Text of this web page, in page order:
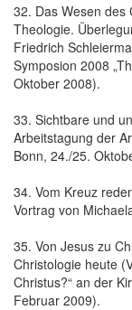
32. Das Wesen des
Theologie.
Friedrich
Symposion 2008
Oktober 2008).
33. Sichtbare und
Arbeitstagung der
Bonn, 24./25.
34. Vom Kreuz
Vortrag von
35. Von Jesus zu
Christologie heute
Christus?“ an der
Februar 2009).